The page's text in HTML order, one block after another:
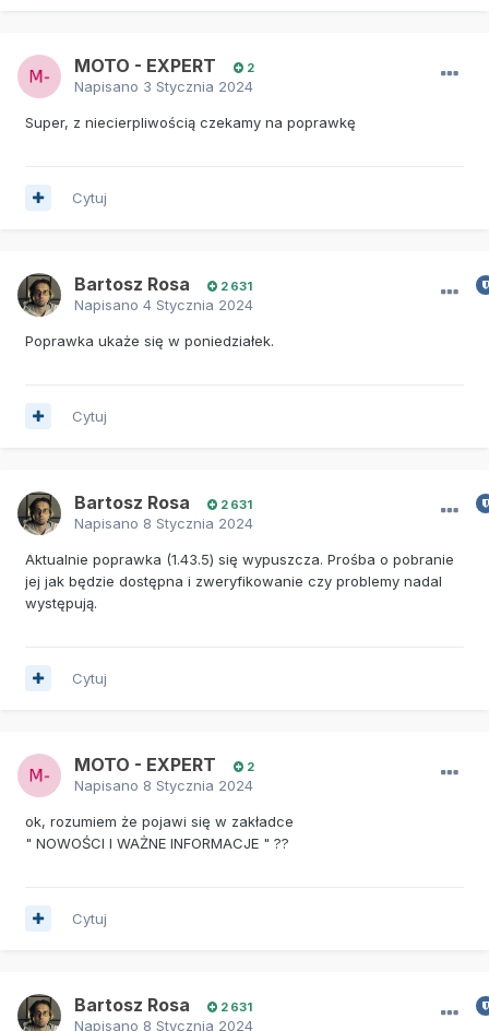
MOTO - EXPERT 2
Napisano 3 Stycznia 2024
Super, z niecierpliwością czekamy na poprawkę
Cytuj
Bartosz Rosa 2 631
Napisano 4 Stycznia 2024
Poprawka ukaże się w poniedziałek.
Cytuj
Bartosz Rosa 2 631
Napisano 8 Stycznia 2024
Aktualnie poprawka (1.43.5) się wypuszcza. Prośba o pobranie
jej jak będzie dostępna i zweryfikowanie czy problemy nadal
występują.
Cytuj
MOTO - EXPERT 2
Napisano 8 Stycznia 2024
ok, rozumiem że pojawi się w zakładce
" NOWOŚCI I WAŻNE INFORMACJE " ??
Cytuj
Bartosz Rosa 2 631
Napisano 8 Stycznia 2024